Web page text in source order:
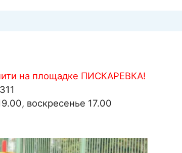
на площадке ПИСКАРЕВКА!
воскресенье 17.00